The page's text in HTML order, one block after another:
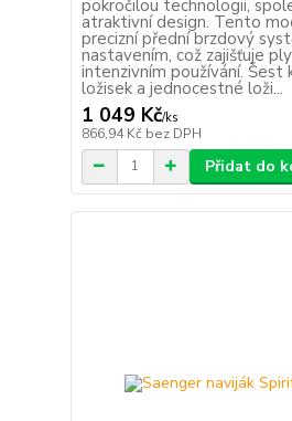
pokročilou technologii,
atraktivní design. Tento
precizní přední brzdový
nastavením, což zajišťuje
intenzivním používání. Šest
ložisek a jednocestné loži...
1 049 Kč/ks
866,94 Kč bez DPH
Přidat do